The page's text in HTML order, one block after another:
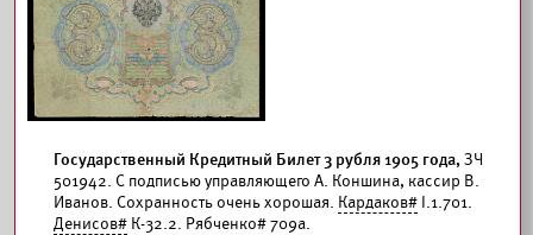
Государственный Кредитный Билет 3 рубля 1905 года,ЗЧ
501942. С подписью управляющего А. Коншина, кассир В.
Иванов. Сохранность очень хорошая. Кардаков# I.1.701.
Денисов# К-32.2. Рябченко# 709а.